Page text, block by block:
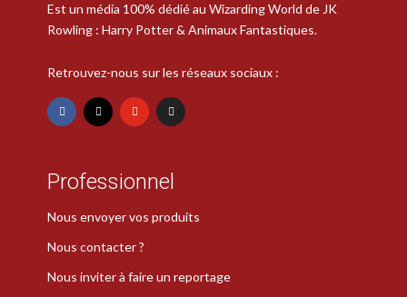
Est un média 100% dédié au Wizarding World de JK
Rowling : Harry Potter & Animaux Fantastiques.
Retrouvez-nous sur les réseaux sociaux :
Professionnel
Nous envoyer vos produits
Nous contacter ?
Nous inviter à faire un reportage